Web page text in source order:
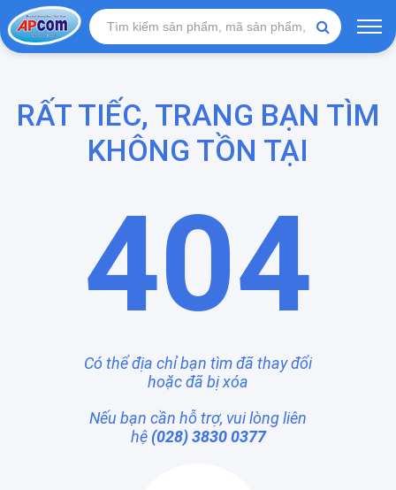
RẤT TIẾC, TRANG BẠN TÌM
KHÔNG TỒN TẠI
404
Có thể địa chỉ bạn tìm đã thay đổi
hoặc đã bị xóa
Nếu bạn cần hỗ trợ, vui lòng liên
hệ (028) 3830 0377